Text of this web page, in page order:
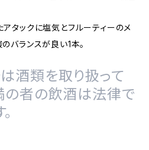
タックに塩気とフルーティーのメ
バランスが良い1本。
酒類を取り扱って
の者の飲酒は法律で